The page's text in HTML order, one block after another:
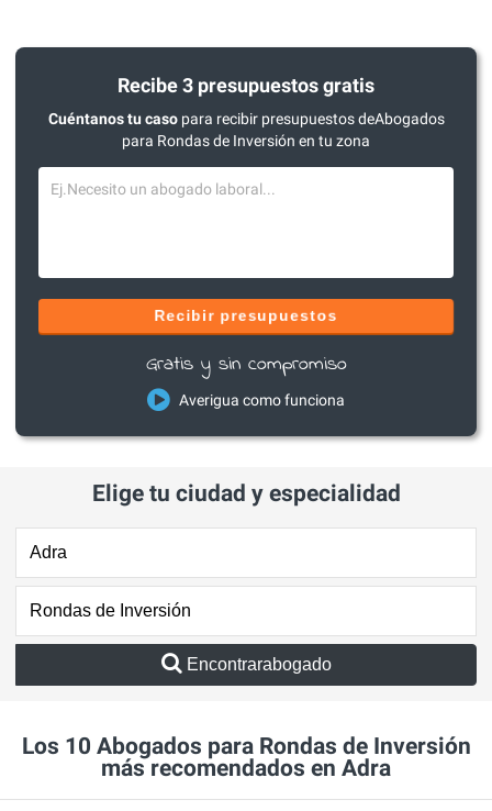
Recibe 3 presupuestos gratis
Cuéntanos tu casopara recibir presupuestos deAbogados
para Rondas de Inversión en tu zona
Recibir presupuestos
Gratis y sin compromiso
Averigua como funciona
Elige tu ciudad y especialidad
Encontrarabogado
Los 10 Abogados para Rondas de Inversión
más recomendados en Adra